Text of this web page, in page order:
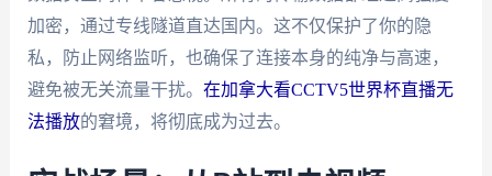
加密，通过专线隧道直达国内。这不仅保护了你的隐
私，防止网络监听，也确保了连接本身的纯净与高速，
避免被无关流量干扰。 在加拿大看CCTV5世界杯直播无
法播放的窘境，将彻底成为过去。